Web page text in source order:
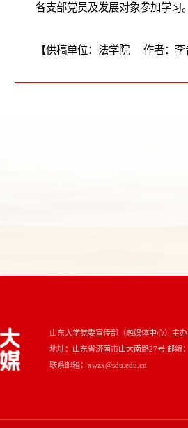
各支部党员及发展对象参加学习。
【供稿单位：法学院 作者：
山东大学党委宣传部（融媒体中心）主办
地址：山东省济南市山大南路27号 邮编
联系邮箱：xwzx@sdu.edu.cn